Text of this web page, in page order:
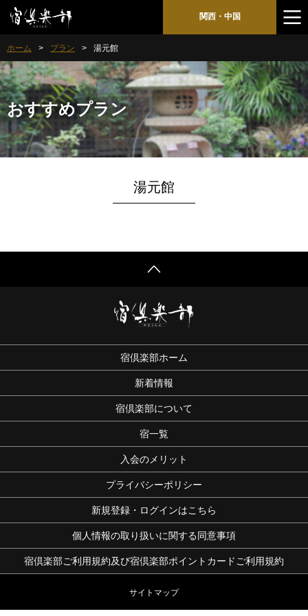
関西・中国
ホーム プラン 湯元館
おすすめプラン
湯元館
宿倶楽部ホーム
新着情報
宿倶楽部について
宿一覧
入会のメリット
プライバシーポリシー
新規登録・ログインはこちら
個人情報の取り扱いに関する同意事項
宿倶楽部ご利用規約及び宿倶楽部ポイントカードご利用規約
サイトマップ